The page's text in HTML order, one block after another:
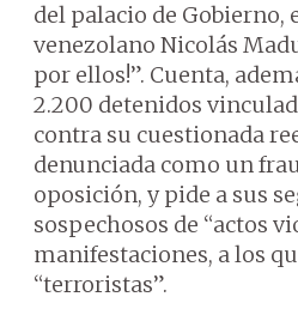
del palacio de Gobierno,
venezolano Nicolás
por ellos!”. Cuenta,
2.200 detenidos
contra su cuestionada
denunciada como un
oposición, y pide a sus
sospechosos de “actos
manifestaciones, a los
“terroristas”.